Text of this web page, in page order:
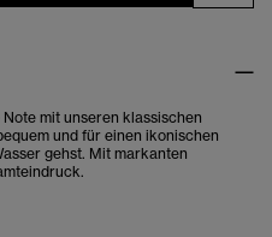
mit unseren klassischen
und für einen ikonischen
gehst. Mit markanten